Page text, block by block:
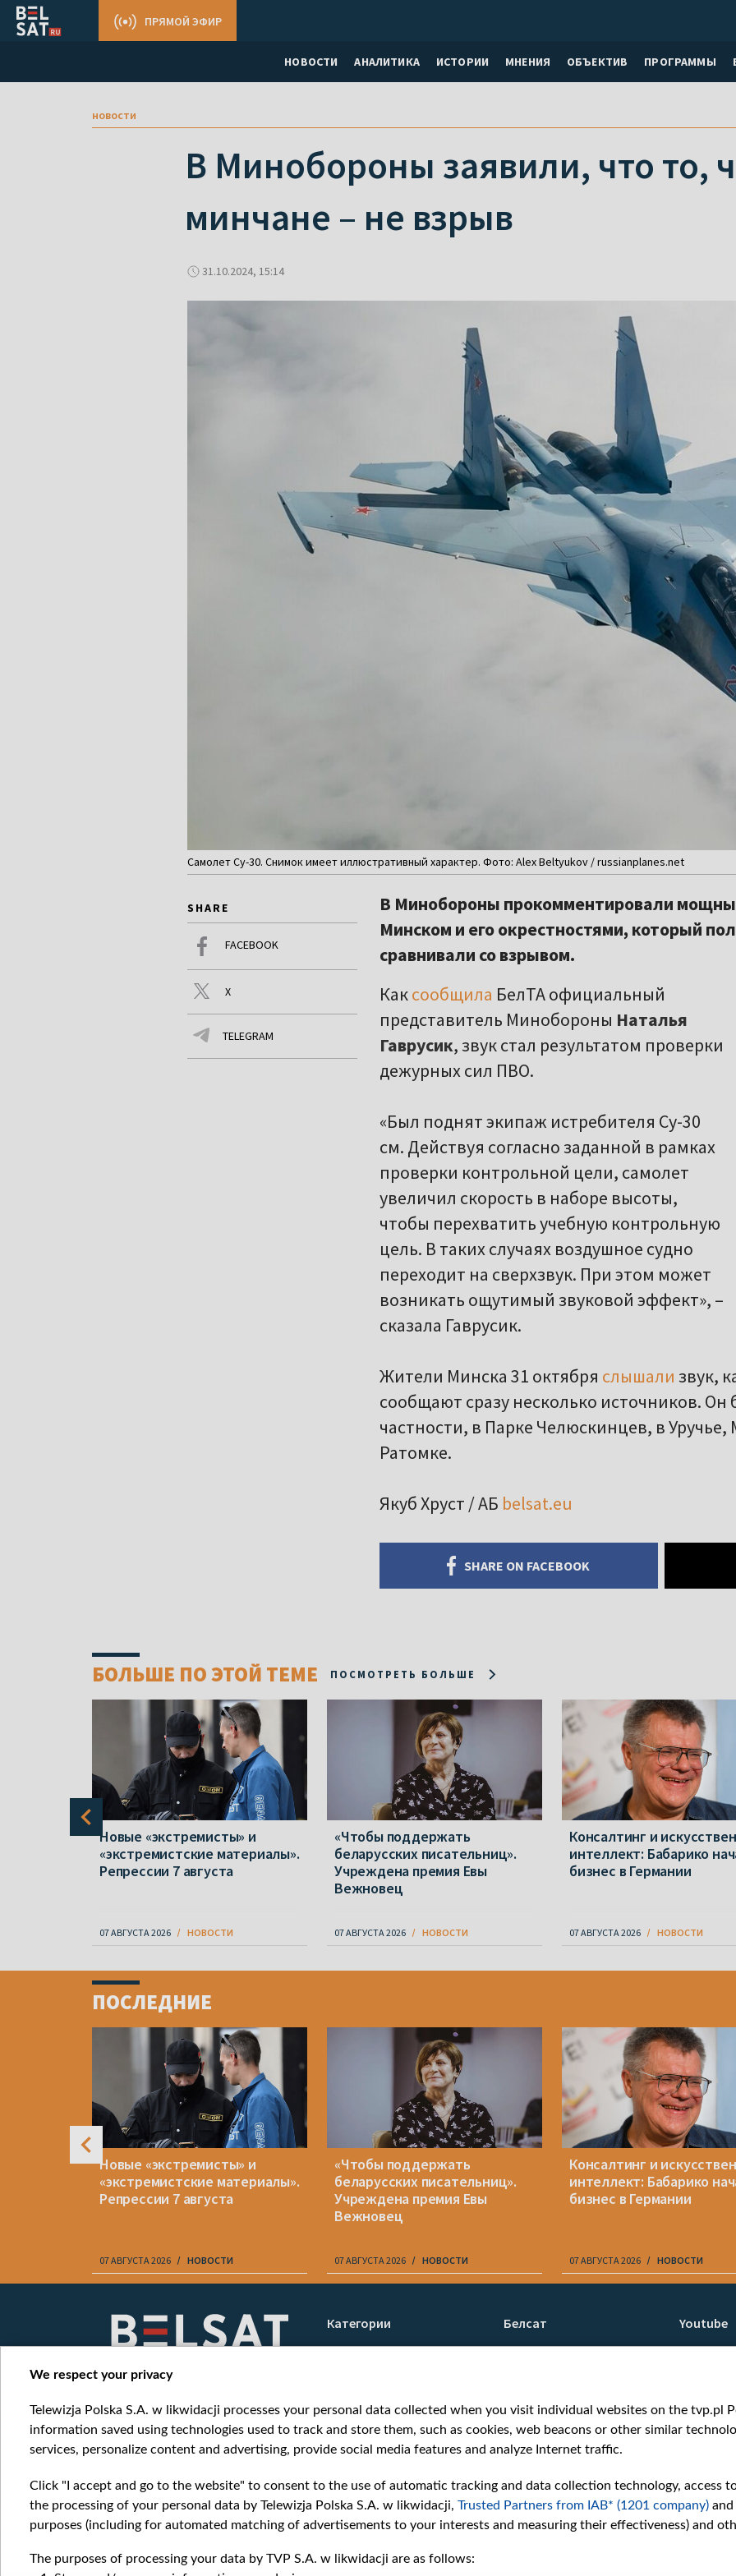
НОВОСТИ АНАЛИТИКА ИСТОРИИ МНЕНИЯ ОБЪЕКТИВ ПРОГРАММЫ
ПРЯМОЙ ЭФИР
новости
В Минобороны заявили, что то,
минчане – не взрыв
31.10.2024, 15:14
Самолет Су-30. Cнимок имеет иллюстративный характер. Фото: Alex Beltyukov / russianplanes.net
SHARE
FACEBOOK
X
TELEGRAM
В Минобороны прокомментировали
Минском и его окрестностями, который
сравнивали со взрывом.
Каксообщила БелТА официальный
представитель Минобороны Наталья
Гаврусик, звук стал результатом проверки
дежурных сил ПВО.
«Был поднят экипаж истребителя Су-30
см. Действуя согласно заданной в рамках
проверки контрольной цели, самолет
увеличил скорость в наборе высоты,
чтобы перехватить учебную контрольную
цель. В таких случаях воздушное судно
переходит на сверхзвук. При этом может
возникать ощутимый звуковой эффект», –
сказала Гаврусик.
Жители Минска 31 октября слышали звук,
сообщают сразу несколько источников.
частности, в Парке Челюскинцев, в
Ратомке.
Якуб Хруст / АБ belsat.eu
SHARE ON FACEBOOK
БОЛЬШЕ ПО ЭТОЙ ТЕМЕ ПОСМОТРЕТЬ БОЛЬШЕ
Новые «экстремисты» и
«экстремистские материалы».
Репрессии 7 августа
07 АВГУСТА 2026 НОВОСТИ
«Чтобы поддержать
беларусских писательниц».
Учреждена премия Евы
Вежновец
07 АВГУСТА 2026 НОВОСТИ
Консалтинг и
интеллект: Бабарико
бизнес в Германии
07 АВГУСТА 2026 НОВОСТИ
ПОСЛЕДНИЕ
Новые «экстремисты» и
«экстремистские материалы».
Репрессии 7 августа
07 АВГУСТА 2026 НОВОСТИ
«Чтобы поддержать
беларусских писательниц».
Учреждена премия Евы
Вежновец
07 АВГУСТА 2026 НОВОСТИ
Консалтинг и
интеллект: Бабарико
бизнес в Германии
07 АВГУСТА 2026 НОВОСТИ
10
Категории
Новости
Онлайн
Белсат
О нас
Ценности «Белсата»
Как нас смотреть
Награды
Как нас поддержать
Давление со стороны
беларусских властей
Youtube
Белсат
Belsat
Biełsat PL
Белсат
Белсат
Белсат
We respect your privacy
Telewizja Polska S.A. w likwidacji processes your personal data collected when you visit individual websites on the tvp.pl
information saved using technologies used to track and store them, such as cookies, web beacons or other similar
services, personalize content and advertising, provide social media features and analyze Internet traffic.
Click "I accept and go to the website" to consent to the use of automatic tracking and data collection technology, access
the processing of your personal data by Telewizja Polska S.A. w likwidacji, Trusted Partners from IAB* (1201 company)
purposes (including for automated matching of advertisements to your interests and measuring their effectiveness) and
The purposes of processing your data by TVP S.A. w likwidacji are as follows: